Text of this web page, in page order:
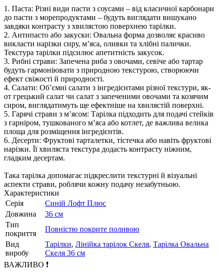
1. Паста: Різні види пасти з соусами – від класичної карбонари
до пасти з морепродуктами – будуть виглядати вишукано
завдяки контрасту з хвилястою поверхнею тарілки.
2. Антипасто або закуски: Овальна форма дозволяє красиво
викласти нарізки сиру, м’яса, оливки та хлібні палички.
Текстура тарілки підсилює апетитність закусок.
3. Рибні страви: Запечена риба з овочами, севіче або тартар
будуть гармоніювати з природною текстурою, створюючи
ефект свіжості й природності.
4. Салати: Об’ємні салати з інгредієнтами різної текстури, як-
от грецький салат чи салат з запеченими овочами та козячим
сиром, виглядатимуть ще ефектніше на хвилястій поверхні.
5. Гарячі страви з м’ясом: Тарілка підходить для подачі стейків
з гарніром, тушкованого м’яса або котлет, де важлива велика
площа для розміщення інгредієнтів.
6. Десерти: Фруктові тарталетки, тістечка або навіть фруктові
нарізки. Її хвиляста текстура додасть контрасту ніжним,
гладким десертам.
Така тарілка допомагає підкреслити текстурні й візуальні
аспекти страви, роблячи кожну подачу незабутньою.
Характеристики
Серія
Синій Лофт Плюс
Довжина
36 см
Тип
покриття
Повністю покрите поливою
Вид
виробу
Тарілки, Лінійка тарілок Скеля, Тарілка Овальна
Скеля 36 см
ВАЖЛИВО ❗️